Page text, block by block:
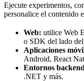
Ejecute experimentos,
personalice el contenido
Web: utilice Web
o SDK del lado
Aplicaciones
Android, React
Entornos
.NET y más.